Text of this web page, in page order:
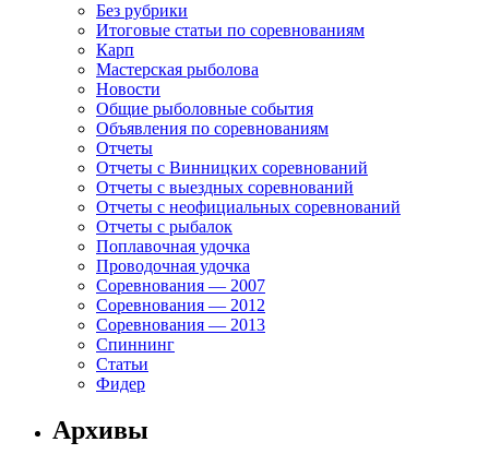
Без рубрики
Итоговые статьи по соревнованиям
Карп
Мастерская рыболова
Новости
Общие рыболовные события
Объявления по соревнованиям
Отчеты
Отчеты с Винницких соревнований
Отчеты с выездных соревнований
Отчеты с неофициальных соревнований
Отчеты с рыбалок
Поплавочная удочка
Проводочная удочка
Соревнования — 2007
Соревнования — 2012
Соревнования — 2013
Спиннинг
Статьи
Фидер
Архивы